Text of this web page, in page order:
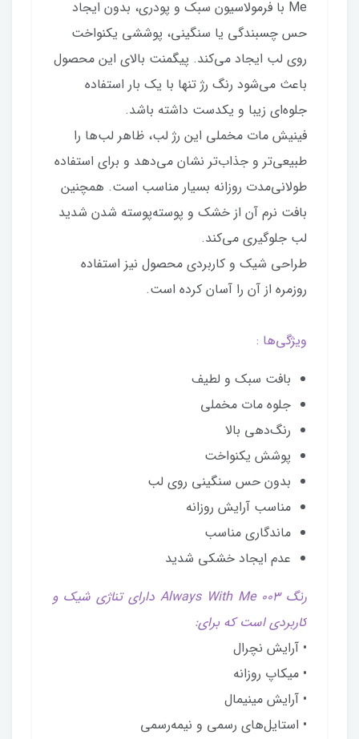
Me با فرمولاسیون سبک و پودری، بدون ایجاد
حس چسبندگی یا سنگینی، پوششی یکنواخت
روی لب ایجاد می‌کند. پیگمنت بالای این محصول
باعث می‌شود رنگ رژ تنها با یک بار استفاده
جلوه‌ای زیبا و یکدست داشته باشد.
فینیش مات مخملی این رژ لب، ظاهر لب‌ها را
طبیعی‌تر و جذاب‌تر نشان می‌دهد و برای استفاده
طولانی‌مدت روزانه بسیار مناسب است. همچنین
بافت نرم آن از خشک و پوسته‌پوسته شدن شدید
لب جلوگیری می‌کند.
طراحی شیک و کاربردی محصول نیز استفاده
روزمره از آن را آسان کرده است.
ویژگی‌ها :
بافت سبک و لطیف
جلوه مات مخملی
رنگ‌دهی بالا
پوشش یکنواخت
بدون حس سنگینی روی لب
مناسب آرایش روزانه
ماندگاری مناسب
عدم ایجاد خشکی شدید
رنگ Always With Me 003 دارای تناژی شیک و
کاربردی است که برای:
• آرایش نچرال
• میکاپ روزانه
• آرایش مینیمال
• استایل‌های رسمی و نیمه‌رسمی